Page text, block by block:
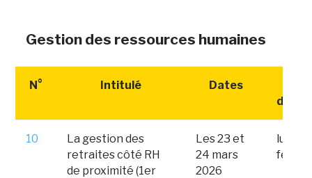
Gestion des ressources humaines
N° Intitulé Dates
10
La gestion des
retraites côté RH
de proximité (1er
Les 23 et
24 mars
2026
lundi